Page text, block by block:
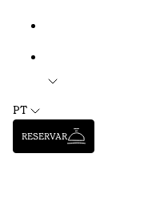
PT
RESERVAR